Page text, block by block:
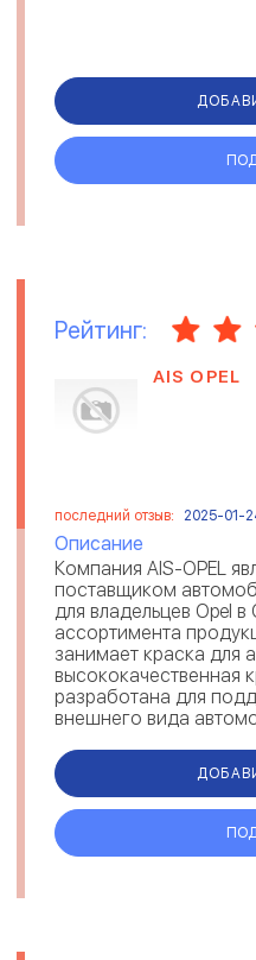
Рейтинг:
AIS OPEL
последний отзыв: 2025-01-
Описание
Компания AIS-OPEL
поставщиком
для владельцев Opel
ассортимента
занимает краска для
высококачественная
разработана для
внешнего вида
надежную защиту от
окружа...